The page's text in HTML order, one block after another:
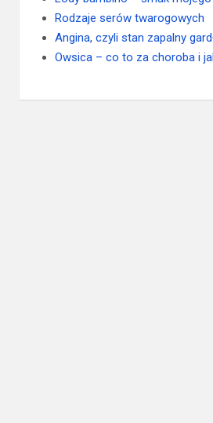
Rodzaje serów twarogowych
Angina, czyli stan zapalny
Owsica – co to za choroba i